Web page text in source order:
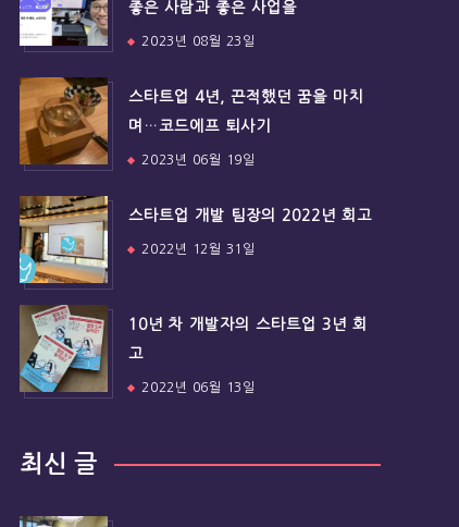
좋은 사람과 좋은 사업을
2023년 08월 23일
스타트업 4년, 끈적했던 꿈을 마치
며…코드에프 퇴사기
2023년 06월 19일
스타트업 개발 팀장의 2022년 회고
2022년 12월 31일
10년 차 개발자의 스타트업 3년 회
고
2022년 06월 13일
최신 글